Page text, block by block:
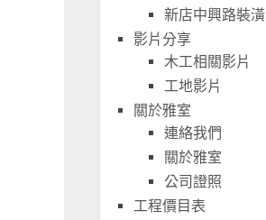
新店中興路裝潢
影片分享
木工相關影片
工地影片
關於雅室
連絡我們
關於雅室
公司證照
工程價目表